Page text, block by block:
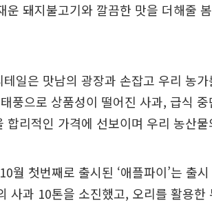
운 돼지불고기와 깔끔한 맛을 더해줄
테일은 맛남의 광장과 손잡고 우리 농
풍으로 상품성이 떨어진 사과, 급식
합리적인 가격에 선보이며 우리 농산
월 첫번째로 출시된 ‘애플파이’는 출
사과 10톤을 소진했고, 오리를 활용한